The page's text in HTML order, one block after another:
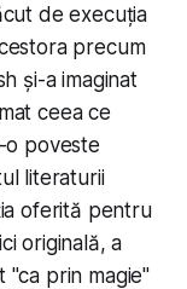
de execuția
precum
și-a imaginat
ceea ce
poveste
literaturii
oferită pentru
originală, a
"ca prin magie"